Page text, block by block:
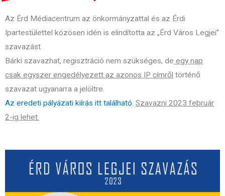
Az Érd Médiacentrum az önkormányzattal és az Érdi
Ipartestülettel közösen idén is elindította az „Érd Város Legjei”
szavazást.
Bárki szavazhat, regisztráció nem szükséges, de egy nap
csak egyszer engedélyezett az azonos IP címről történő
szavazat ugyanarra a jelöltre.
Az eredeti pályázati kiírás itt található. Szavazni 2023 február
2-ig lehet.